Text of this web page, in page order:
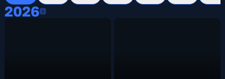
20262026